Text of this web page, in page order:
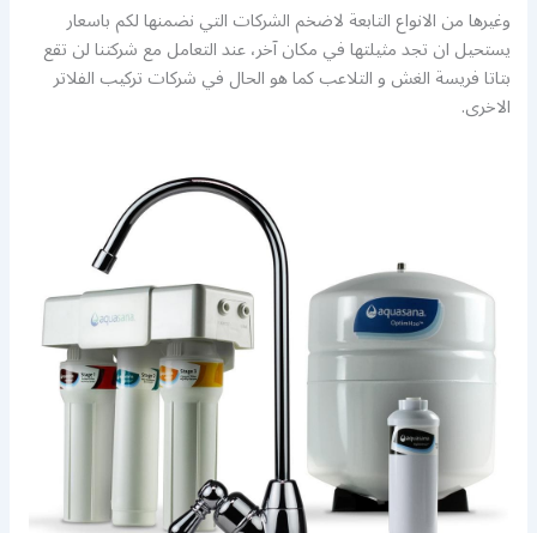
وغيرها من الانواع التابعة لاضخم الشركات التي نضمنها لكم باسعار
يستحيل ان تجد مثيلتها في مكان آخر، عند التعامل مع شركتنا لن تقع
بتاتا فريسة الغش و التلاعب كما هو الحال في شركات تركيب الفلاتر
الاخرى.